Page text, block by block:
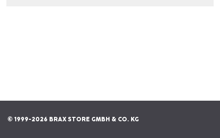
© 1999-2026 BRAX STORE GMBH & CO. KG